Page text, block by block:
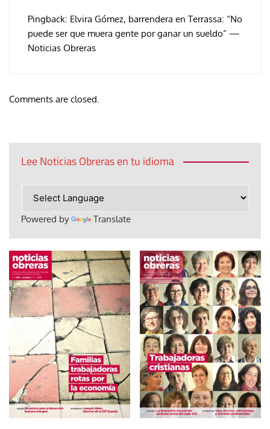
Pingback: Elvira Gómez, barrendera en Terrassa: “No
puede ser que muera gente por ganar un sueldo” —
Noticias Obreras
Comments are closed.
Lee Noticias Obreras en tu idioma
Powered by Translate